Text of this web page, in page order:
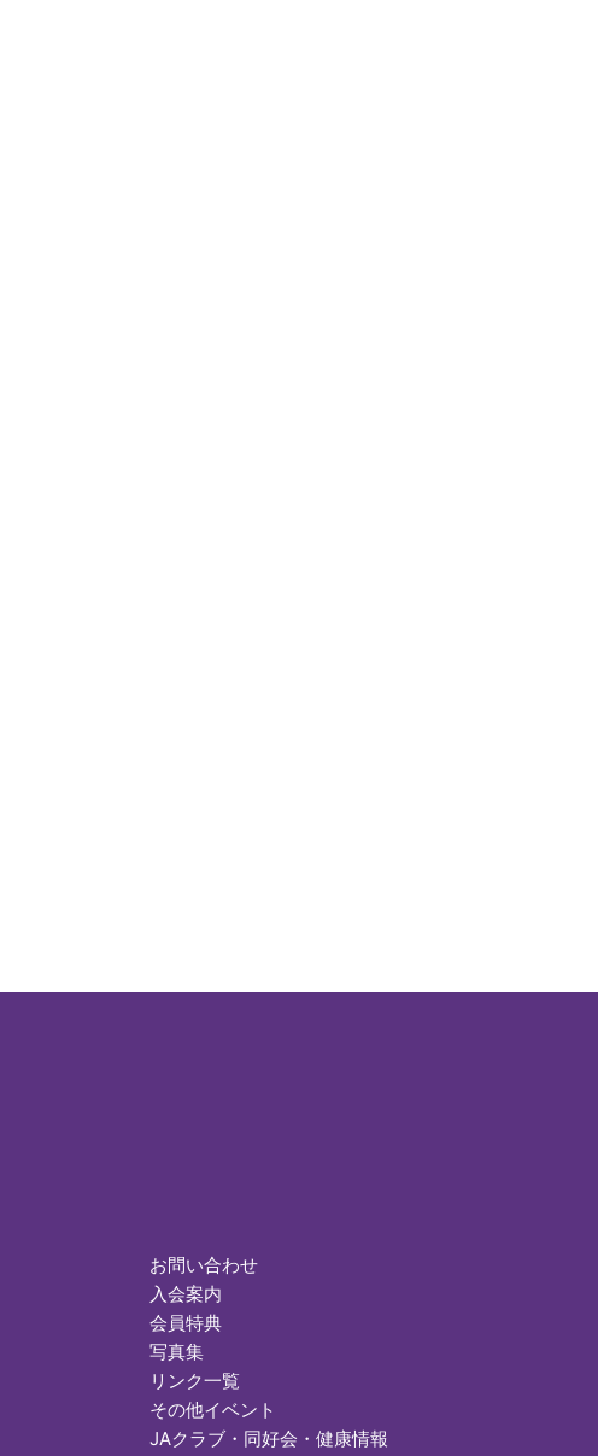
お問い合わせ
入会案内
会員特典
写真集
リンク一覧
その他イベント
JAクラブ・同好会・健康情報